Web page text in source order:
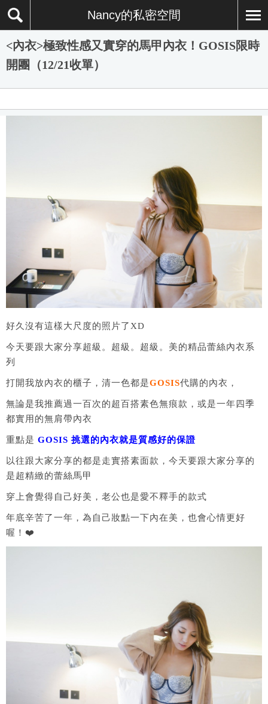
Nancy的私密空間
<內衣>極致性感又實穿的馬甲內衣！GOSIS限時
開團（12/21收單）
好久沒有這樣大尺度的照片了XD
今天要跟大家分享超級。超級。超級。美的精品蕾絲內衣系
列
打開我放內衣的櫃子，清一色都是GOSIS代購的內衣，
無論是我推薦過一百次的超百搭素色無痕款，或是一年四季
都實用的無肩帶內衣
重點是 GOSIS 挑選的內衣就是質感好的保證
以往跟大家分享的都是走實搭素面款，今天要跟大家分享的
是超精緻的蕾絲馬甲
穿上會覺得自己好美，老公也是愛不釋手的款式
年底辛苦了一年，為自己妝點一下內在美，也會心情更好
喔！❤️